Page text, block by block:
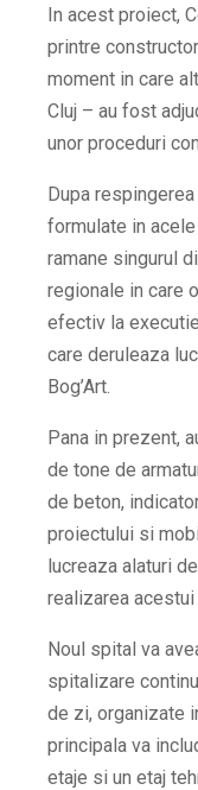
In acest proiect,
printre
moment in care
Cluj – au fost
unor proceduri
Dupa
formulate in
ramane singurul
regionale in care
efectiv la
care deruleaza
Bog’Art.
Pana in prezent,
de tone de
de beton,
proiectului si
lucreaza alaturi
realizarea acestui
Noul spital va
spitalizare
de zi, organizate
principala va
etaje si un etaj